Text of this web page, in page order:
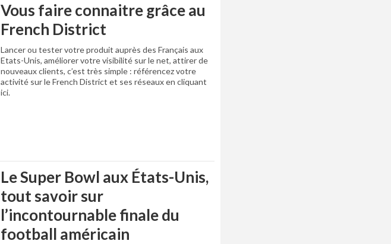
Vous faire connaitre grâce au
French District
Lancer ou tester votre produit auprès des Français aux
Etats-Unis, améliorer votre visibilité sur le net, attirer de
nouveaux clients, c’est très simple : référencez votre
activité sur le French District et ses réseaux en cliquant
ici.
Le Super Bowl aux États-Unis,
tout savoir sur
l’incontournable finale du
football américain